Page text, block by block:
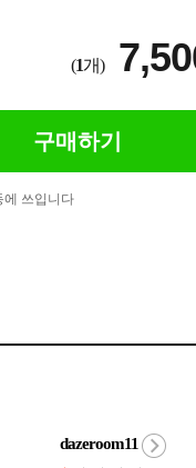
(1개)
구매하기
에 쓰입니다
dazeroom11